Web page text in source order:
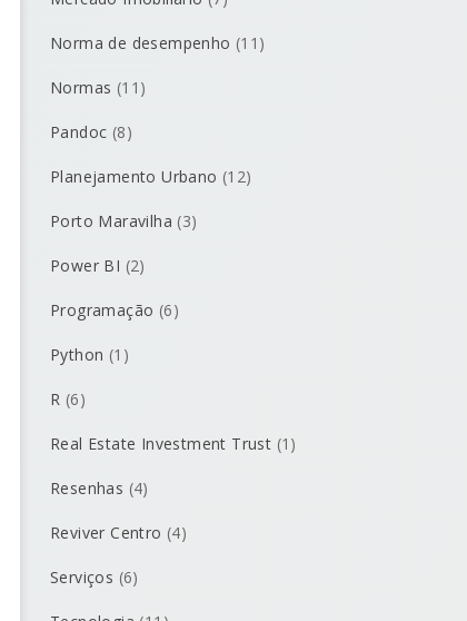
Norma de desempenho (11)
Normas (11)
Pandoc (8)
Planejamento Urbano (12)
Porto Maravilha (3)
Power BI (2)
Programação (6)
Python (1)
R (6)
Real Estate Investment Trust (1)
Resenhas (4)
Reviver Centro (4)
Serviços (6)